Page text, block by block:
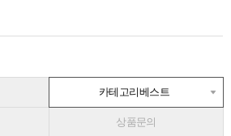
카테고리베스트
상품문의